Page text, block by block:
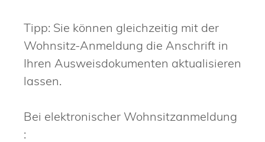
Tipp: Sie können gleichzeitig mit der
Wohnsitz-Anmeldung die Anschrift in
Ihren Ausweisdokumenten aktualisieren
lassen.
Bei elektronischer Wohnsitzanmeldung
: